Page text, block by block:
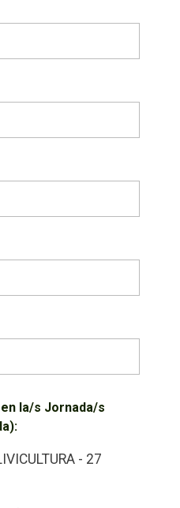
la/s Jornada/s
- 27